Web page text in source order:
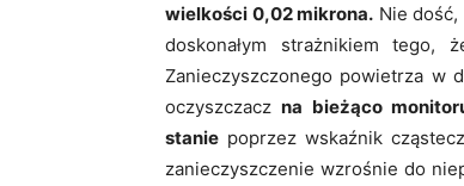
wielkości 0,02 mikrona. Nie
doskonałym strażnikiem tego,
Zanieczyszczonego powietrza w
oczyszczaczna bieżąco
stanie poprzez wskaźnik
zanieczyszczenie wzrośnie do